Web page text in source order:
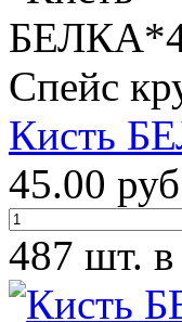
Кисть
45.00
487 шт.